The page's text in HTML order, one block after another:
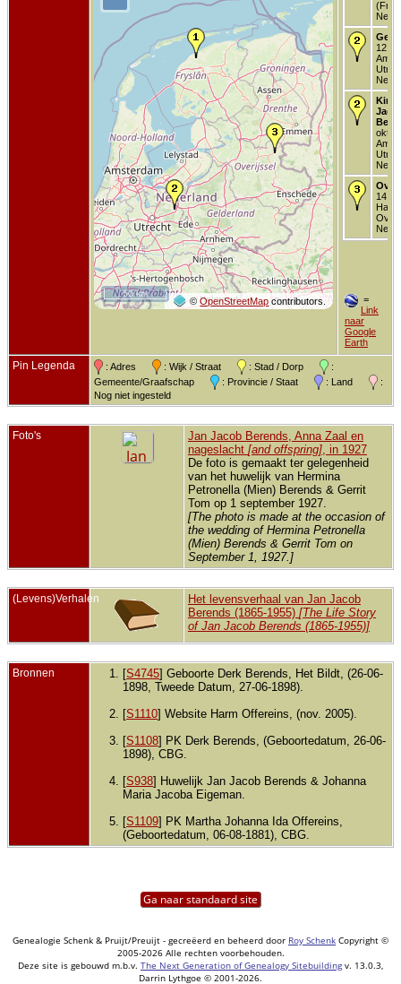
©OpenStreetMap contributors.
50 km
12
Kind
okt
14
=
Link
naar
Google
Earth
Pin Legenda : Adres : Wijk / Straat : Stad / Dorp
:
Gemeente/Graafschap
: Provincie / Staat : Land
:
Nog niet ingesteld
Foto's
Jan Jacob Berends, Anna Zaal en
nageslacht [and offspring], in 1927
De foto is gemaakt ter gelegenheid
van het huwelijk van Hermina
Petronella (Mien) Berends & Gerrit
Tom op 1 september 1927.
[The photo is made at the occasion of
the wedding of Hermina Petronella
(Mien) Berends & Gerrit Tom on
September 1, 1927.]
(Levens)Verhalen
Het levensverhaal van Jan Jacob
Berends (1865-1955) [The Life Story
of Jan Jacob Berends (1865-1955)]
Bronnen [S4745] Geboorte Derk Berends, Het Bildt, (26-06-
1898, Tweede Datum, 27-06-1898).
[S1110] Website Harm Offereins, (nov. 2005).
[S1108] PK Derk Berends, (Geboortedatum, 26-06-
1898), CBG.
[S938] Huwelijk Jan Jacob Berends & Johanna
Maria Jacoba Eigeman.
[S1109] PK Martha Johanna Ida Offereins,
(Geboortedatum, 06-08-1881), CBG.
Ga naar standaard site
Genealogie Schenk & Pruijt/Preuijt - gecreëerd en beheerd door Roy Schenk Copyright ©
2005-2026 Alle rechten voorbehouden.
Deze site is gebouwd m.b.v. The Next Generation of Genealogy Sitebuildingv. 13.0.3,
Darrin Lythgoe © 2001-2026.